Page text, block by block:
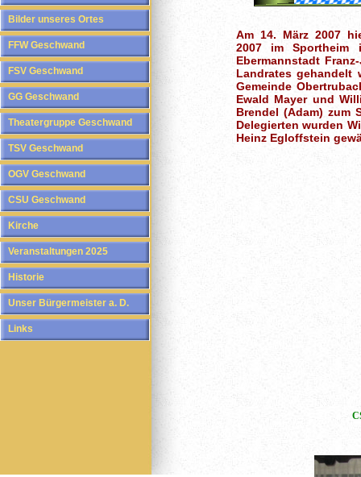
Bilder unseres Ortes
FFW Geschwand
FSV Geschwand
GG Geschwand
Theatergruppe Geschwand
TSV Geschwand
OGV Geschwand
CSU Geschwand
Kirche
Veranstaltungen 2025
Historie
Unser Bürgermeister a. D.
Links
Am 14. März 2007
2007 im Sportheim
Ebermannstadt
Landrates gehandelt
Gemeinde
Ewald Mayer und
Brendel (Adam) zum
Delegierten wurden
Heinz Egloffstein